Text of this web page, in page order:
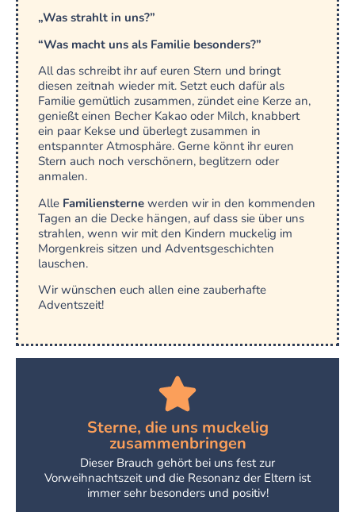
„Was strahlt in uns?”
“Was macht uns als Familie besonders?”
All das schreibt ihr auf euren Stern und bringt
diesen zeitnah wieder mit. Setzt euch dafür als
Familie gemütlich zusammen, zündet eine Kerze an,
genießt einen Becher Kakao oder Milch, knabbert
ein paar Kekse und überlegt zusammen in
entspannter Atmosphäre. Gerne könnt ihr euren
Stern auch noch verschönern, beglitzern oder
anmalen.
Alle Familiensterne werden wir in den kommenden
Tagen an die Decke hängen, auf dass sie über uns
strahlen, wenn wir mit den Kindern muckelig im
Morgenkreis sitzen und Adventsgeschichten
lauschen.
Wir wünschen euch allen eine zauberhafte
Adventszeit!
Sterne, die uns muckelig
zusammenbringen
Dieser Brauch gehört bei uns fest zur
Vorweihnachtszeit und die Resonanz der Eltern ist
immer sehr besonders und positiv!